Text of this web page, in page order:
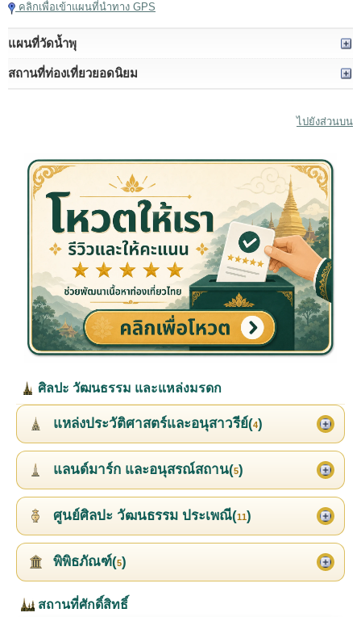
คลิกเพื่อเข้าแผนที่นำทาง GPS
แผนที่วัดน้ำพุ
สถานที่ท่องเที่ยวยอดนิยม
ไปยังส่วนบน
ศิลปะ วัฒนธรรม และแหล่งมรดก
แหล่งประวัติศาสตร์และอนุสาวรีย์(4)
แลนด์มาร์ก และอนุสรณ์สถาน(5)
ศูนย์ศิลปะ วัฒนธรรม ประเพณี(11)
พิพิธภัณฑ์(5)
สถานที่ศักดิ์สิทธิ์